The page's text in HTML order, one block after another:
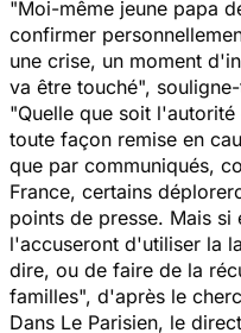
"Moi-même jeune papa
confirmer
une crise, un moment
va être touché",
"Quelle que soit
toute façon remise en
que par communiqués,
France, certains
points de presse. Mais si
l'accuseront d'utiliser la
dire, ou de faire de la
familles", d'après le
Dans Le Parisien, le